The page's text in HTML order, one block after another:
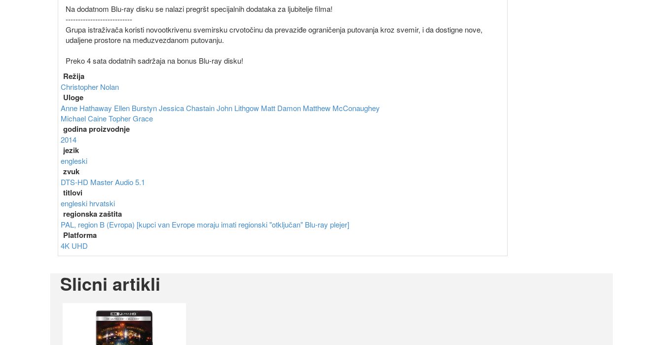
Na dodatnom Blu-ray disku se nalazi pregršt specijalnih dodataka za ljubitelje filma!
---------------------------
Grupa istraživača koristi novootkrivenu svemirsku crvotočinu da prevaziđe ograničenja putovanja kroz svemir, i da dostigne nove,
udaljene prostore na međuzvezdanom putovanju.
Preko 4 sata dodatnih sadržaja na bonus Blu-ray disku!
Režija
Christopher Nolan
Uloge
Anne Hathaway Ellen BurstynJessica ChastainJohn Lithgow Matt Damon Matthew McConaughey
Michael CaineTopher Grace
godina proizvodnje
2014
jezik
engleski
zvuk
DTS-HD Master Audio 5.1
titlovi
engleski hrvatski
regionska zaštita
PAL, region B (Evropa) [kupci van Evrope moraju imati regionski "otključan" Blu-ray plejer]
Platforma
4K UHD
Slicni artikli